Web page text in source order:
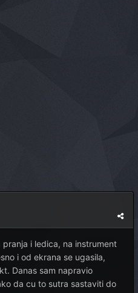
i ledica, na instrument
i od ekrana se ugasila,
Danas sam napravio
da cu to sutra sastaviti do